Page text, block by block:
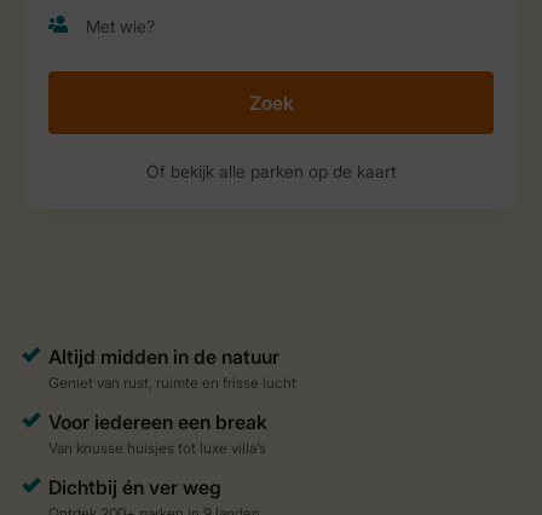
Zoek
Of bekijk alle parken op de kaart